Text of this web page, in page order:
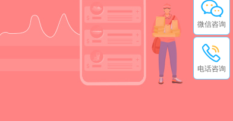
微信咨询
电话咨询